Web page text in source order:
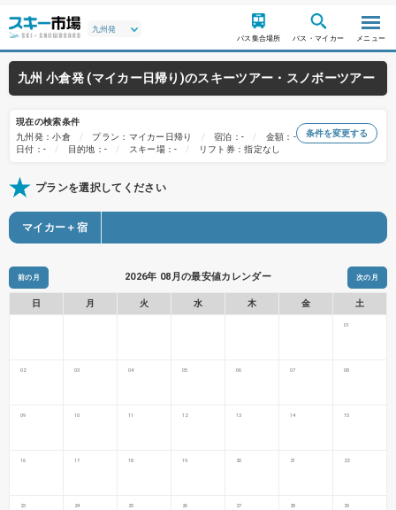
バス集合場所 バス・マイカー メニュー
九州 小倉発 (マイカー日帰り)のスキーツアー・スノボーツアー
現在の検索条件
九州発：小倉
プラン：マイカー日帰り 宿泊：-
金額：-
日付：-
目的地：- スキー場：- リフト券：指定なし
条件を変更する
プランを選択してください
マイカー＋宿
前の月 2026年 08月の最安値カレンダー 次の月
日 月 火 水 木 金 土
01
02 03 04 05 06 07 08
09 10 11 12 13 14 15
16 17 18 19 20 21 22
23 24 25 26 27 28 29